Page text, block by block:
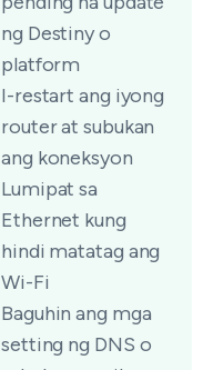
ng Destiny o
platform
I-restart ang iyong
router at subukan
ang koneksyon
Lumipat sa
Ethernet kung
hindi matatag ang
Wi-Fi
Baguhin ang mga
setting ng DNS o